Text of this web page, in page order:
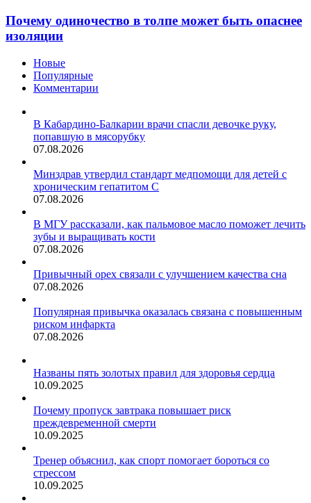
в
толпе
может
опаснее
изоляции
Почему одиночество в толпе может быть опаснее
изоляции
Новые
Популярные
Комментарии
В Кабардино-Балкарии врачи спасли девочке руку,
попавшую в мясорубку
07.08.2026
Минздрав утвердил стандарт медпомощи для детей с
хроническим гепатитом С
07.08.2026
В МГУ рассказали, как пальмовое масло поможет лечить
зубы и выращивать кости
07.08.2026
Привычный орех связали с улучшением качества сна
07.08.2026
Популярная привычка оказалась связана с повышенным
риском инфаркта
07.08.2026
Названы пять золотых правил для здоровья сердца
10.09.2025
Почему пропуск завтрака повышает риск
преждевременной смерти
10.09.2025
Тренер объяснил, как спорт помогает бороться со
стрессом
10.09.2025